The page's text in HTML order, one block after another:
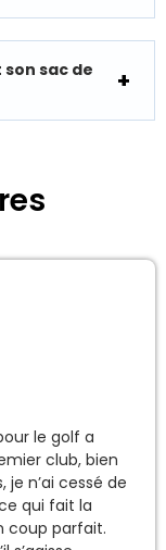
sac de
le golf a
club, bien
je n’ai cessé de
qui fait la
coup parfait.